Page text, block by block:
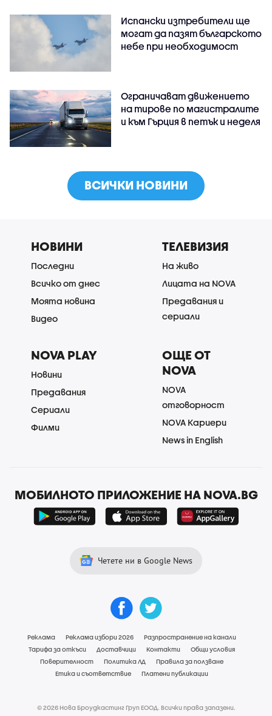
Испански изтребители ще
могат да пазят българското
небе при необходимост
Ограничават движението
на тирове по магистралите
и към Гърция в петък и неделя
ВСИЧКИ НОВИНИ
НОВИНИ
Последни
Всичко от днес
Моята новина
Видео
ТЕЛЕВИЗИЯ
На живо
Лицата на NOVA
Предавания и
сериали
NOVA PLAY
Новини
Предавания
Сериали
Филми
ОЩЕ ОТ
NOVA
NOVA
отговорност
NOVA Кариери
News in English
МОБИЛНОТО ПРИЛОЖЕНИЕ НА NOVA.BG
Четете ни в Google News
Реклама Реклама избори 2026
Разпространение на канали
Тарифа за откъси
Доставчици Контакти
Общи условия
Поверителност
Политика ЛД
Правила за ползване
Етика и съответствие
Платени публикации
© 2026 Нова Броудкастинг Груп ЕООД. Всички права запазени.